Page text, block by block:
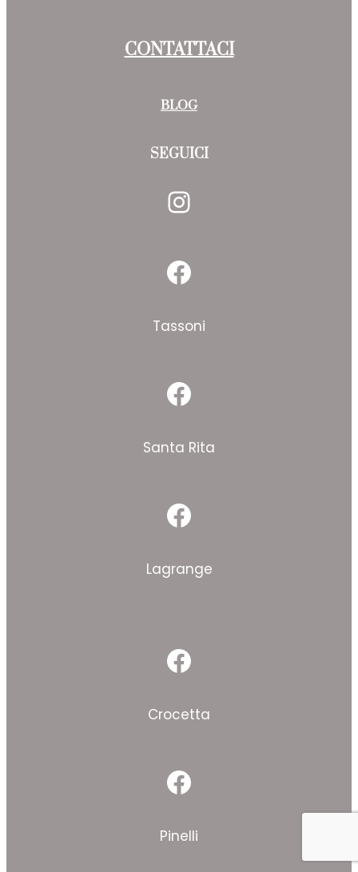
CONTATTACI
BLOG
SEGUICI
Instagram
Facebook
Tassoni
Facebook
Santa Rita
Facebook
Lagrange
Facebook
Crocetta
Facebook
Pinelli